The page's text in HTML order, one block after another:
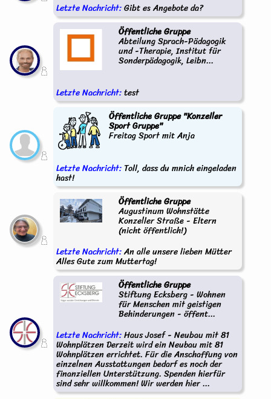
Letzte Nachricht:Gibt es Angebote da?
Öffentliche Gruppe
Abteilung Sprach-Pädagogik
und -Therapie, Institut für
Sonderpädagogik, Leibn...
Letzte Nachricht:test
Öffentliche Gruppe "Konzeller
Sport Gruppe"
Freitag Sport mit Anja
Letzte Nachricht: Toll, dass du mnich eingeladen
hast!
Öffentliche Gruppe
Augustinum Wohnstätte
Konzeller Straße - Eltern
(nicht öffentlich!)
Letzte Nachricht:An alle unsere lieben Mütter
Alles Gute zum Muttertag!
Öffentliche Gruppe
Stiftung Ecksberg - Wohnen
für Menschen mit geistigen
Behinderungen - öffent...
Letzte Nachricht:Haus Josef - Neubau mit 81
Wohnplätzen Derzeit wird ein Neubau mit 81
Wohnplätzen errichtet. Für die Anschaffung von
einzelnen Ausstattungen bedarf es noch der
finanziellen Unterstützung. Spenden hierfür
sind sehr willkommen! Wir werden hier ...